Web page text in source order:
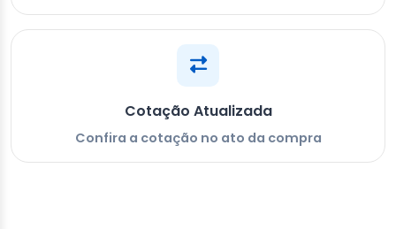
Cotação Atualizada
Confira a cotação no ato da compra